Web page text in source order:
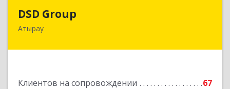
DSD Group
Атырау
Клиентов на сопровождении 67
060007, Республика Казахстан, Атырауская